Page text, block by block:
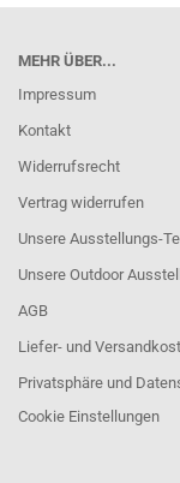
MEHR ÜBER...
Impressum
Kontakt
Widerrufsrecht
Vertrag widerrufen
Unsere Ausstellungs-
Unsere Outdoor
AGB
Liefer- und
Privatsphäre und
Cookie Einstellungen